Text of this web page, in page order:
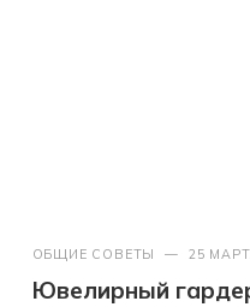
ОБЩИЕ СОВЕТЫ — 25
Ювелирный